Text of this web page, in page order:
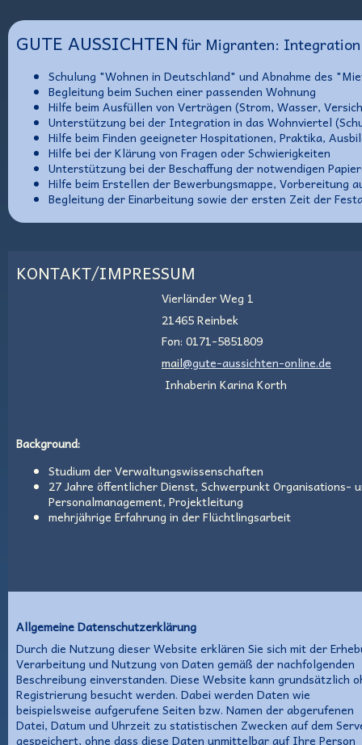
GUTE AUSSICHTEN für Migranten:
Schulung "Wohnen in Deutschland" und Abnahme des
Begleitung beim Suchen einer passenden Wohnung
Hilfe beim Ausfüllen von Verträgen (Strom, Wasser,
Unterstützung bei der Integration in das Wohnviertel
Hilfe beim Finden geeigneter Hospitationen, Praktika,
Hilfe bei der Klärung von Fragen oder Schwierigkeiten
Unterstützung bei der Beschaffung der notwendigen
Hilfe beim Erstellen der Bewerbungsmappe, Vorbereitung
Begleitung der Einarbeitung sowie der ersten Zeit der
KONTAKT/IMPRESSUM
Vierländer Weg 1
21465 Reinbek
Fon: 0171-5851809
mail@gute-aussichten-online.de
Inhaberin Karina Korth
Background:
Studium der Verwaltungswissenschaften
27 Jahre öffentlicher Dienst, Schwerpunkt Organisations-
Personalmanagement, Projektleitung
mehrjährige Erfahrung in der Flüchtlingsarbeit
Allgemeine Datenschutzerklärung
Durch die Nutzung dieser Website erklären Sie sich mit der
Verarbeitung und Nutzung von Daten gemäß der nachfolgenden
Beschreibung einverstanden. Diese Website kann grundsätzlich
Registrierung besucht werden. Dabei werden Daten wie
beispielsweise aufgerufene Seiten bzw. Namen der abgerufenen
Datei, Datum und Uhrzeit zu statistischen Zwecken auf dem
gespeichert, ohne dass diese Daten unmittelbar auf Ihre Person